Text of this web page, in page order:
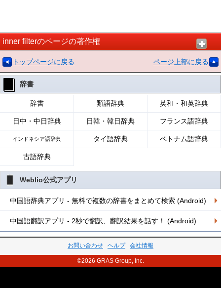
inner filterのページの著作権
トップページに戻る ページ上部に戻る
辞書
辞書 類語辞典 英和・和英辞典
日中・中日辞典 日韓・韓日辞典 フランス語辞典
インドネシア語辞典 タイ語辞典 ベトナム語辞典
古語辞典
Weblio公式アプリ
中国語辞典アプリ - 無料で複数の辞書をまとめて検索 (Android)
中国語翻訳アプリ - 2秒で翻訳、翻訳結果を話す！ (Android)
お問い合わせ ヘルプ 会社情報
©2026 GRAS Group, Inc.